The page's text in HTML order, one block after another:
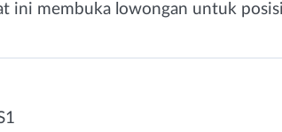
ini membuka lowongan untuk